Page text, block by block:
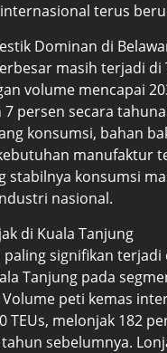
terus
Dominan di
masih terjadi di
volume mencapai
7 persen secara
konsumsi, bahan
manufaktur
stabilnya konsumsi
nasional.
di Kuala Tanjung
signifikan terjadi
Tanjung pada
peti kemas
TEUs, melonjak 182
sebelumnya.